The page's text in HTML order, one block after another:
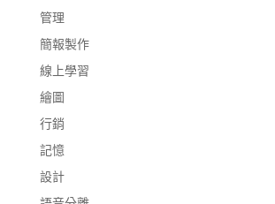
管理
簡報製作
線上學習
繪圖
行銷
記憶
設計